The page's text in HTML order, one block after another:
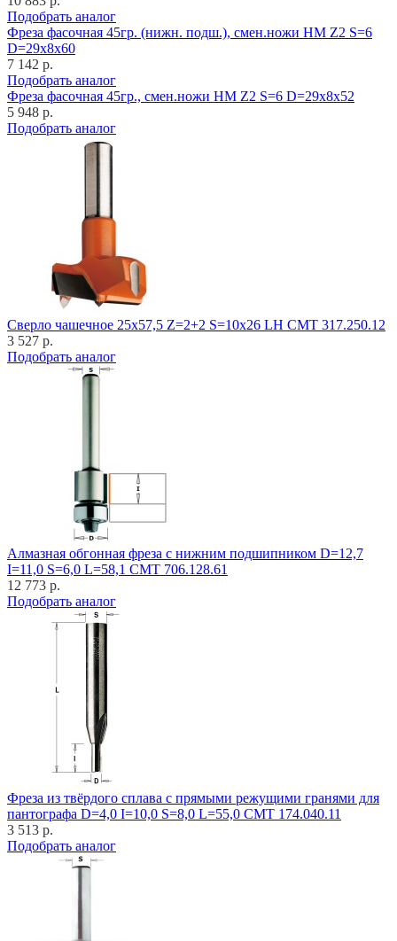
Подобрать аналог
Фреза фасочная 45гр. (нижн. подш.), смен.ножи HM Z2 S=6
D=29x8x60
7 142 р.
Подобрать аналог
Фреза фасочная 45гр., смен.ножи HM Z2 S=6 D=29x8x52
5 948 р.
Подобрать аналог
Cверло чашечное 25x57,5 Z=2+2 S=10x26 LH CMT 317.250.12
3 527 р.
Подобрать аналог
Алмазная обгонная фреза с нижним подшипником D=12,7
I=11,0 S=6,0 L=58,1 CMT 706.128.61
12 773 р.
Подобрать аналог
Фреза из твёрдого сплава с прямыми режущими гранями для
пантографа D=4,0 I=10,0 S=8,0 L=55,0 CMT 174.040.11
3 513 р.
Подобрать аналог